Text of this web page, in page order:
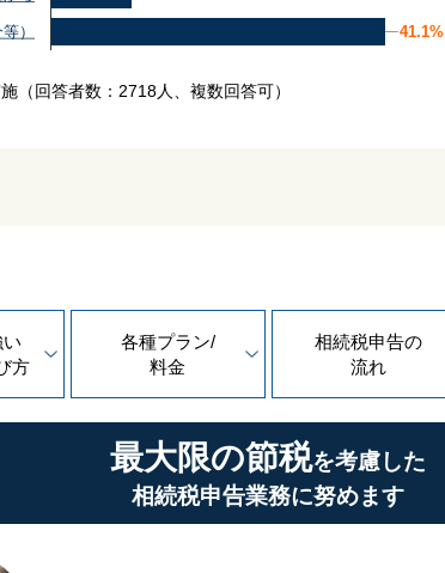
） 41.1%
41.1%
（回答者数：2718人、複数回答可）
方
各種プラン/
料金
相続税申告の
流れ
最大限の節税を考慮した
相続税申告業務に努めます